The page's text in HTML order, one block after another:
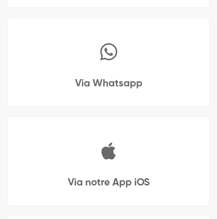
Via Whatsapp
Via notre App iOS